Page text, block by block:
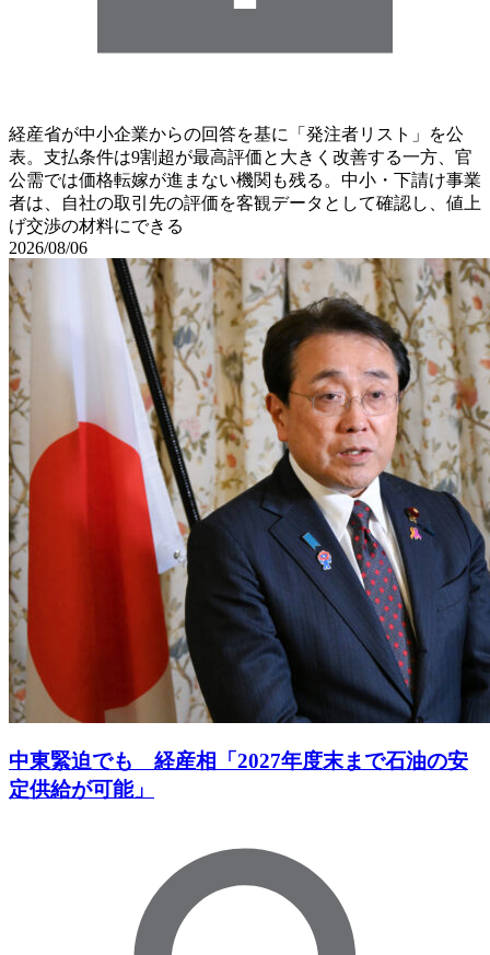
経産省が中小企業からの回答を基に「発注者リスト」を公
表。支払条件は9割超が最高評価と大きく改善する一方、官
公需では価格転嫁が進まない機関も残る。中小・下請け事業
者は、自社の取引先の評価を客観データとして確認し、値上
げ交渉の材料にできる
2026/08/06
中東緊迫でも 経産相「2027年度末まで石油の安
定供給が可能」